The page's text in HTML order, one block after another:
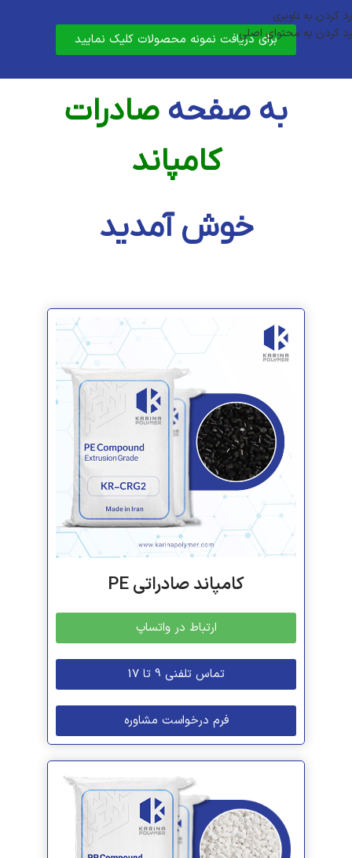
رد کردن به ناوبری
رد کردن به محتوای اصلیبرای دریافت نمونه محصولات کلیک نمایید
به صفحه صادرات
کامپاند
خوش آمدید
کامپاند صادراتی PE
ارتباط در واتساپ
تماس تلفنی 9 تا 17
فرم درخواست مشاوره